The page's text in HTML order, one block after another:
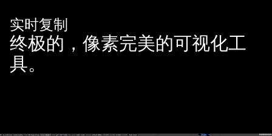
实时复制
终极的，像素完美的可视化工
具。